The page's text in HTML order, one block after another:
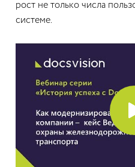
рост не только числа
системе.